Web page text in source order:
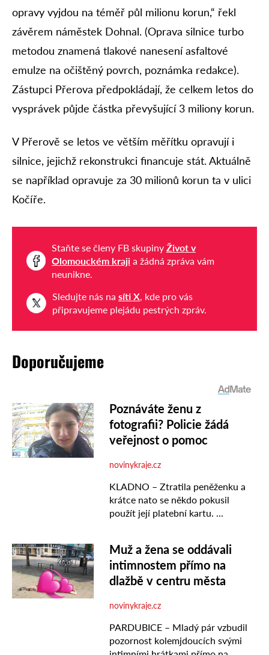
opravy vyjdou na téměř půl milionu korun,“ řekl
závěrem náměstek Dohnal. (Oprava silnice turbo
metodou znamená tlakové nanesení asfaltové
emulze na očištěný povrch, poznámka redakce).
Zástupci Přerova předpokládají, že celkem letos do
vysprávek půjde částka převyšující 3 miliony korun.
V Přerově se letos ve větším měřítku opravují i
silnice, jejichž rekonstrukci financuje stát. Aktuálně
se například opravuje za 30 milionů korun ta v ulici
Kočíře.
Staňte se členy FB skupiny Život v
Olomouckém kraji a žádná zpráva vám
neunikne.
Sledujte nás na síti X, kde pro vás
připravujeme plejádu pestrých zpráv.
Doporučujeme